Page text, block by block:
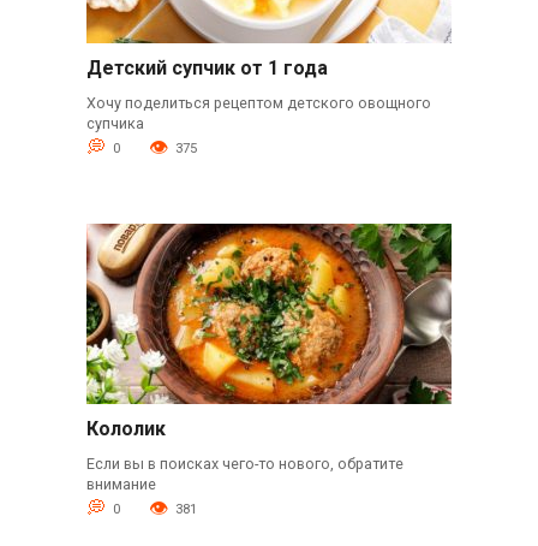
Детский супчик от 1 года
Хочу поделиться рецептом детского овощного
супчика
0 375
Кололик
Если вы в поисках чего-то нового, обратите
внимание
0 381